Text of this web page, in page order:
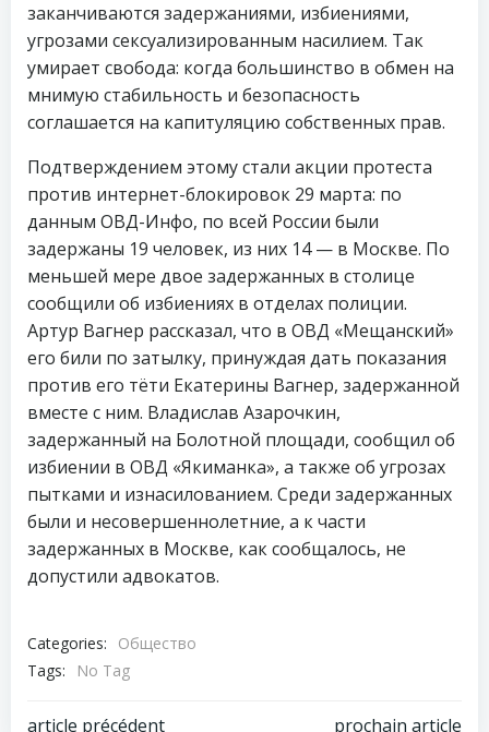
заканчиваются задержаниями, избиениями,
угрозами сексуализированным насилием. Так
умирает свобода: когда большинство в обмен на
мнимую стабильность и безопасность
соглашается на капитуляцию собственных прав.
Подтверждением этому стали акции протеста
против интернет-блокировок 29 марта: по
данным ОВД-Инфо, по всей России были
задержаны 19 человек, из них 14 — в Москве. По
меньшей мере двое задержанных в столице
сообщили об избиениях в отделах полиции.
Артур Вагнер рассказал, что в ОВД «Мещанский»
его били по затылку, принуждая дать показания
против его тёти Екатерины Вагнер, задержанной
вместе с ним. Владислав Азарочкин,
задержанный на Болотной площади, сообщил об
избиении в ОВД «Якиманка», а также об угрозах
пытками и изнасилованием. Среди задержанных
были и несовершеннолетние, а к части
задержанных в Москве, как сообщалось, не
допустили адвокатов.
Categories:
Общество
Tags:
No Tag
article précédent prochain article